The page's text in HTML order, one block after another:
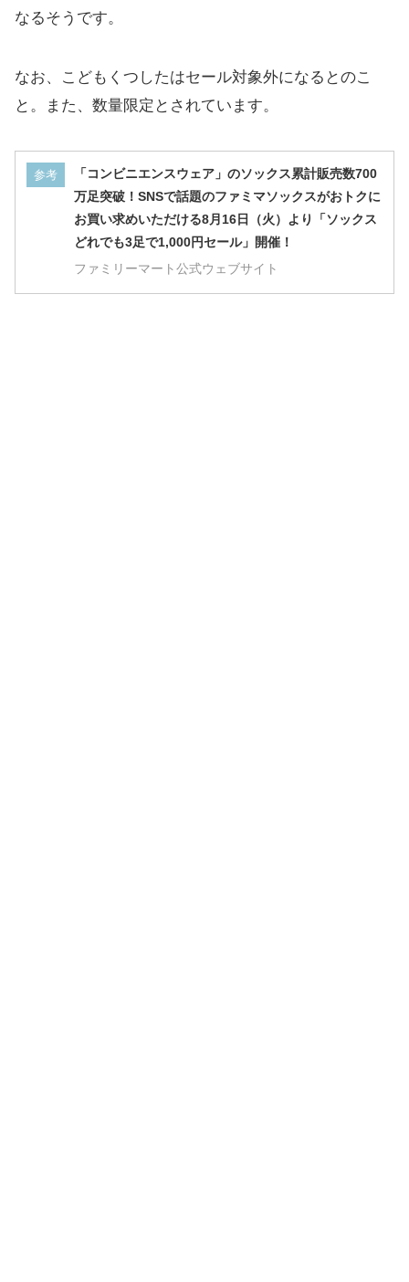
なるそうです。
なお、こどもくつしたはセール対象外になるとのこ
と。また、数量限定とされています。
参考
「コンビニエンスウェア」のソックス累計販売数700
万足突破！SNSで話題のファミマソックスがおトクに
お買い求めいただける8月16日（火）より「ソックス
どれでも3足で1,000円セール」開催！
ファミリーマート公式ウェブサイト